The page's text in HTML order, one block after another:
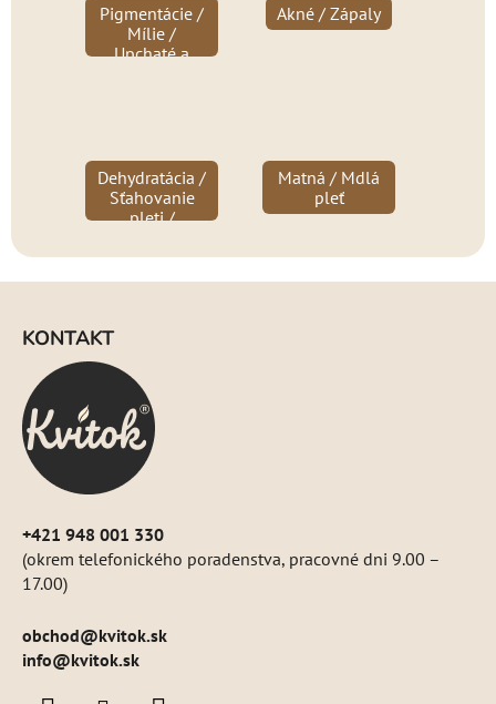
Pigmentácie /
Mílie /
Upchaté a
Akné / Zápaly
Dehydratácia /
Sťahovanie
pleti /
cievky
Matná / Mdlá
pleť
KONTAKT
+421 948 001 330
(okrem telefonického poradenstva, pracovné dni 9.00 –
17.00)
obchod@kvitok.sk
info@kvitok.sk